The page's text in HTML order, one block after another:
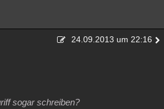
24.09.2013 um 22:16
sogar schreiben?